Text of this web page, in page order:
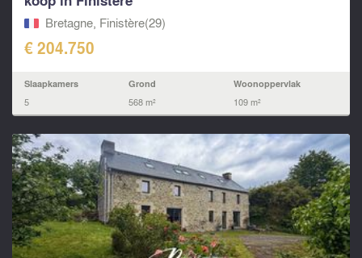
Bretagne, Finistère(29)
€ 204.750
Slaapkamers
5
Grond
568 m²
Woonoppervlak
109 m²